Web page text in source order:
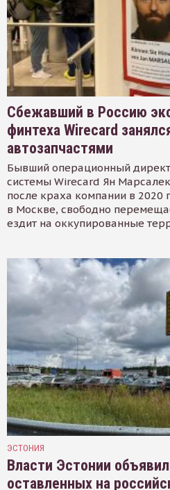
Сбежавший в Россию
финтеха Wirecard
автозапчастями
Бывший операционный
системы Wirecard Ян
после краха компании в 2020
в Москве, свободно
ездит на оккупированные
ЭСТОНИЯ
Власти Эстонии
оставленных на